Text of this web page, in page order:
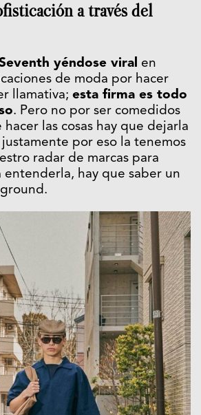
a través del
yéndose viral en
de moda por hacer
llamativa; esta firma es todo
. Pero no por ser comedidos
hacer las cosas hay que dejarla
justamente por eso la tenemos
radar de marcas para
entenderla, hay que saber un